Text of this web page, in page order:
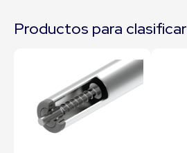
Productos para clasificar